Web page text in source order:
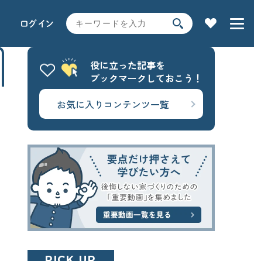
時事ネタ・裏話
用語解説で学ぶ
全コンテンツ一覧
ログイン
SEARCH
キーワードから探す
サイト内検索
よく使われるキーワード
役に立った記事を
ブックマークしておこう！
お気に入りコンテンツ一覧